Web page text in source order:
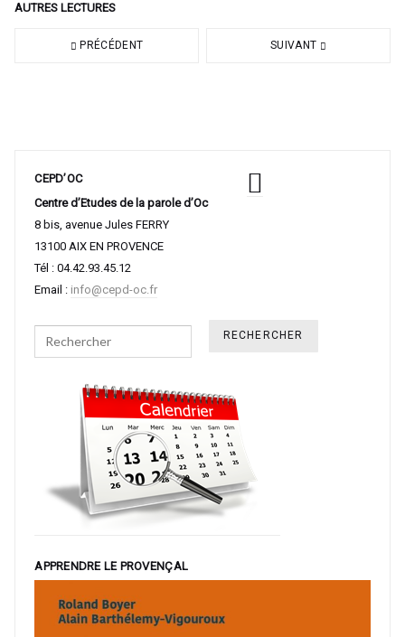
AUTRES LECTURES
PRÉCÉDENT SUIVANT
CEPD’OC
Centre d’Etudes de la parole d’Oc
8 bis, avenue Jules FERRY
13100 AIX EN PROVENCE
Tél : 04.42.93.45.12
Email : info@cepd-oc.fr
Search
APPRENDRE LE PROVENÇAL